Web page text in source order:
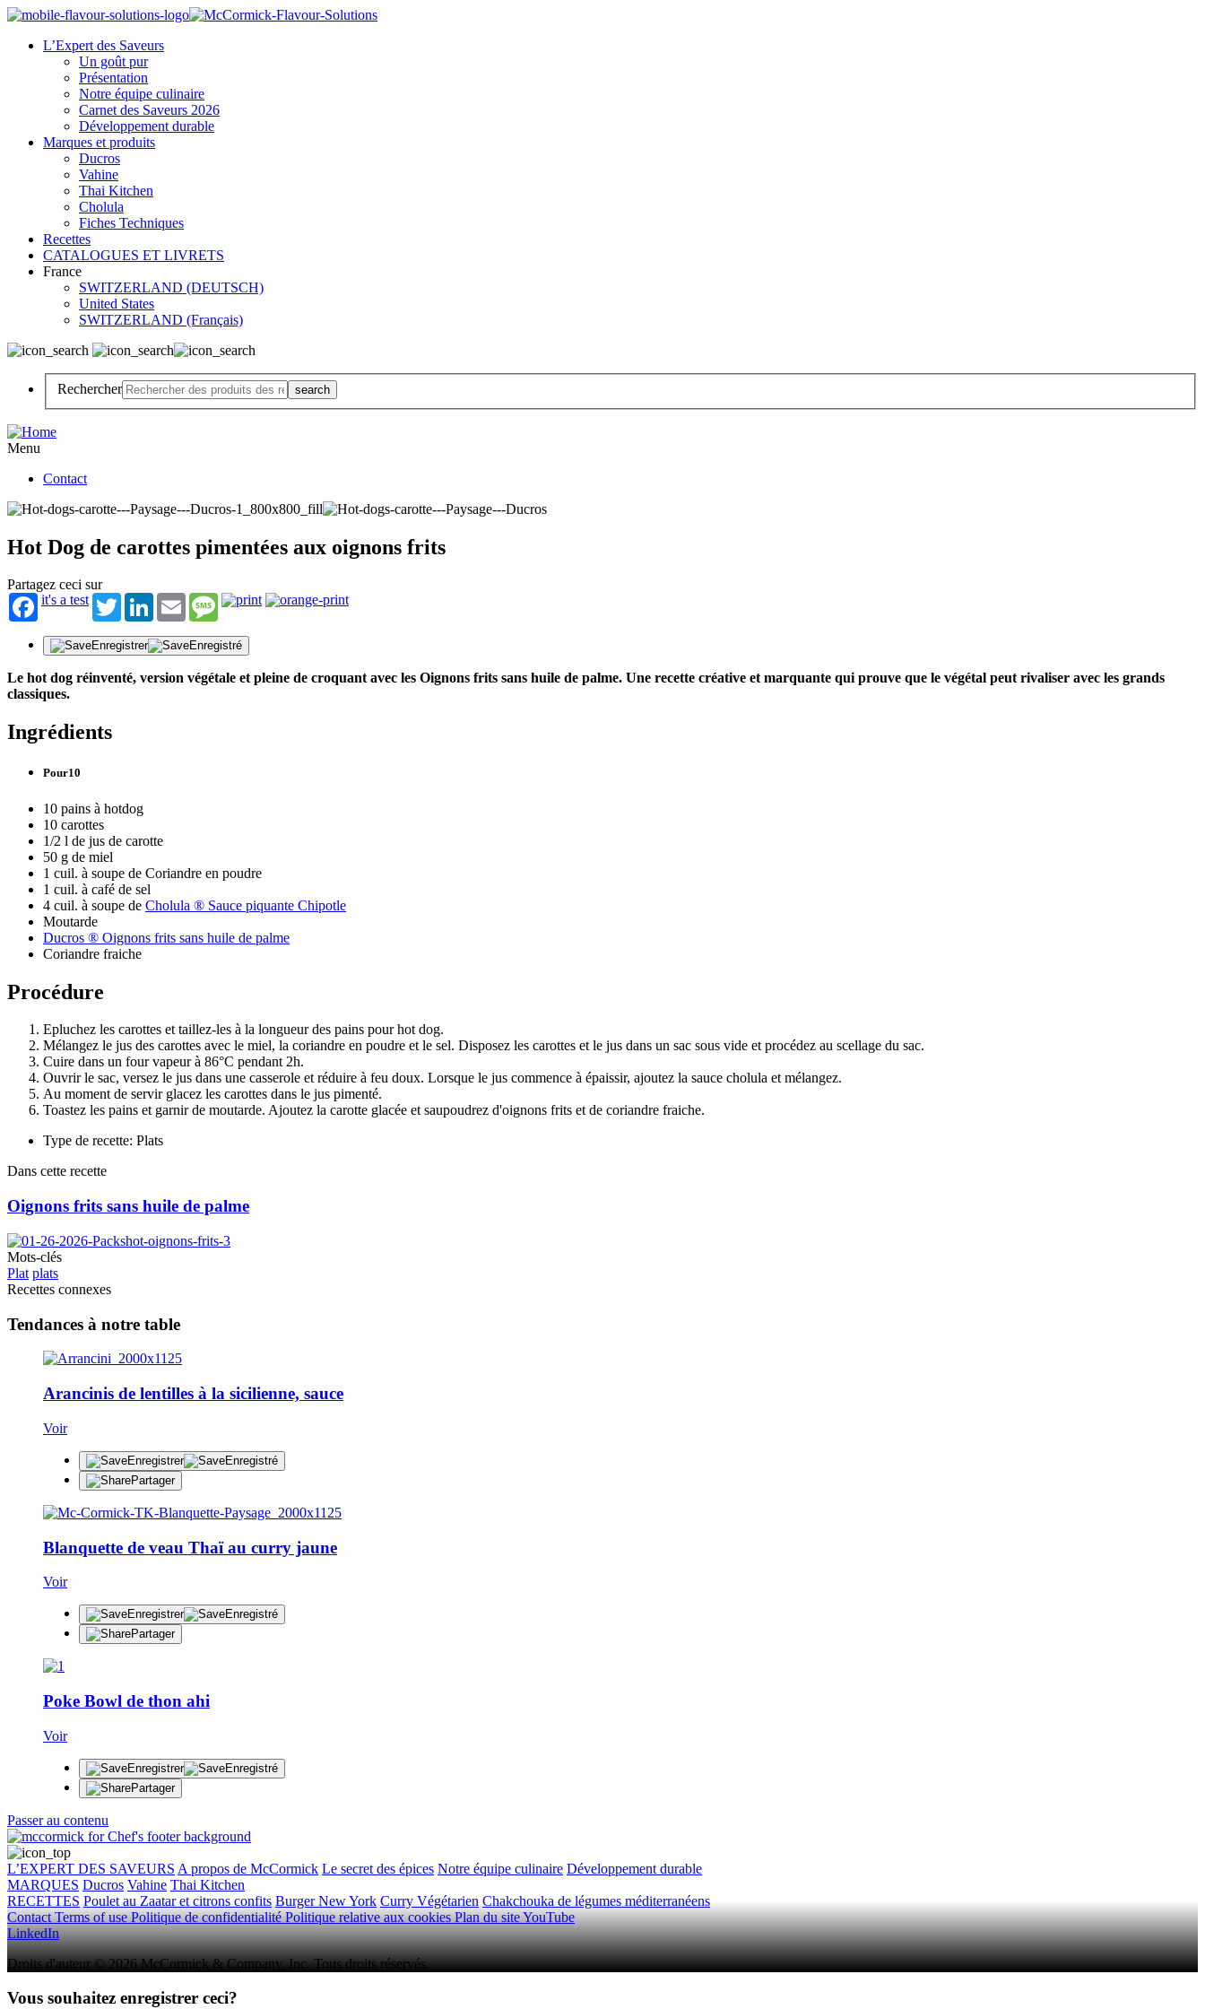
L’Expert des Saveurs
Un goût pur
Présentation
Notre équipe culinaire
Carnet des Saveurs 2026
Développement durable
Marques et produits
Ducros
Vahine
Thai Kitchen
Cholula
Fiches Techniques
Recettes
CATALOGUES ET LIVRETS
France
SWITZERLAND (DEUTSCH)
United States
SWITZERLAND (Français)
Rechercher
Menu
Contact
Hot Dog de carottes pimentées aux oignons frits
Partagez ceci sur
it's a test
TwitterLinkedInEmail Message
Enregistrer Enregistré
Le hot dog réinventé, version végétale et pleine de croquant avec les Oignons frits sans huile de palme. Une recette créative et marquante qui prouve que le végétal peut rivaliser avec les grands
classiques.
Ingrédients
Pour10
10 pains à hotdog
10 carottes
1/2 l de jus de carotte
50 g de miel
1 cuil. à soupe de Coriandre en poudre
1 cuil. à café de sel
4 cuil. à soupe de Cholula ® Sauce piquante Chipotle
Moutarde
Ducros ® Oignons frits sans huile de palme
Coriandre fraiche
Procédure
Epluchez les carottes et taillez-les à la longueur des pains pour hot dog.
Mélangez le jus des carottes avec le miel, la coriandre en poudre et le sel. Disposez les carottes et le jus dans un sac sous vide et procédez au scellage du sac.
Cuire dans un four vapeur à 86°C pendant 2h.
Ouvrir le sac, versez le jus dans une casserole et réduire à feu doux. Lorsque le jus commence à épaissir, ajoutez la sauce cholula et mélangez.
Au moment de servir glacez les carottes dans le jus pimenté.
Toastez les pains et garnir de moutarde. Ajoutez la carotte glacée et saupoudrez d'oignons frits et de coriandre fraiche.
Type de recette: Plats
Dans cette recette
Oignons frits sans huile de palme
Mots-clés
Plat plats
Recettes connexes
Tendances à notre table
Arancinis de lentilles à la sicilienne, sauce
Voir
Enregistrer
Enregistré
Partager
Blanquette de veau Thaï au curry jaune
Voir
Enregistrer
Enregistré
Partager
Poke Bowl de thon ahi
Voir
Enregistrer
Enregistré
Partager
Passer au contenu
L’EXPERT DES SAVEURS A propos de McCormick Le secret des épices Notre équipe culinaire Développement durable
MARQUES Ducros Vahine Thai Kitchen
RECETTES Poulet au Zaatar et citrons confits Burger New York Curry Végétarien Chakchouka de légumes méditerranéens
ContactTerms of usePolitique de confidentialitéPolitique relative aux cookiesPlan du siteYouTube
LinkedIn
Droits d'auteur © 2026 McCormick & Company, Inc. Tous droits réservés.
Vous souhaitez enregistrer ceci?